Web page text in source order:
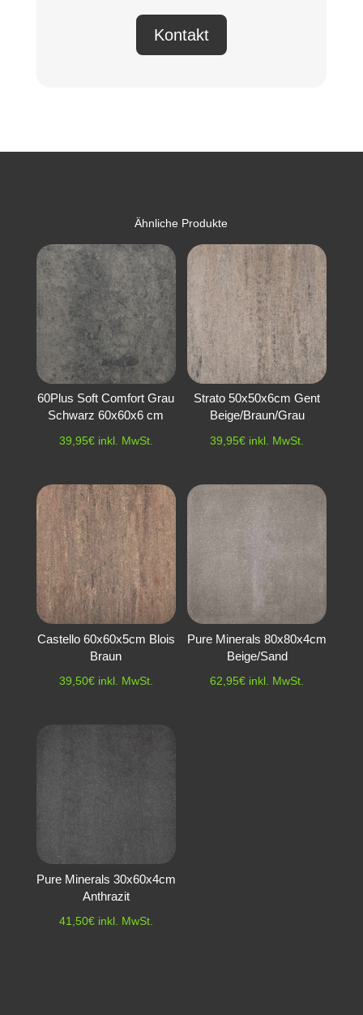
Kontakt
Ähnliche Produkte
60Plus Soft Comfort Grau
Schwarz 60x60x6 cm
39,95€ inkl. MwSt.
Strato 50x50x6cm Gent
Beige/Braun/Grau
39,95€ inkl. MwSt.
Castello 60x60x5cm Blois
Braun
39,50€ inkl. MwSt.
Pure Minerals 80x80x4cm
Beige/Sand
62,95€ inkl. MwSt.
Pure Minerals 30x60x4cm
Anthrazit
41,50€ inkl. MwSt.